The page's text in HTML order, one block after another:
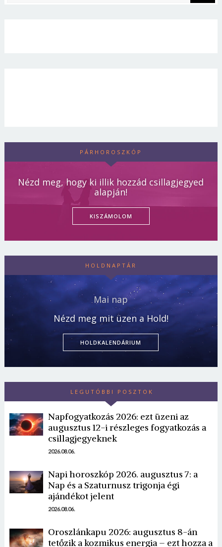
PÁRHOROSZKÓP
Nézd meg, hogy ki illik hozzád csillagjegyed
alapján!
KISZÁMOLOM
HOLDNAPTÁR
Mai nap
Nézd meg mit üzen a Hold!
HOLDKALENDÁRIUM
LEGUTÓBBI POSZTOK
Napfogyatkozás 2026: ezt üzeni az
augusztus 12-i részleges fogyatkozás a
csillagjegyeknek
2026.08.06.
Napi horoszkóp 2026. augusztus 7: a
Nap és a Szaturnusz trigonja égi
ajándékot jelent
2026.08.06.
Oroszlánkapu 2026: augusztus 8-án
tetőzik a kozmikus energia – ezt hozza a